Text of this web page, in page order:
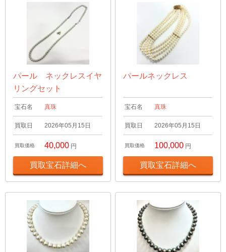
パール ネックレスイヤ
リングセット
宝石名 真珠
買取日 2026年05月15日
買取価格 40,000 円
買取宝石詳細へ
パールネックレス
宝石名 真珠
買取日 2026年05月15日
買取価格 100,000 円
買取宝石詳細へ